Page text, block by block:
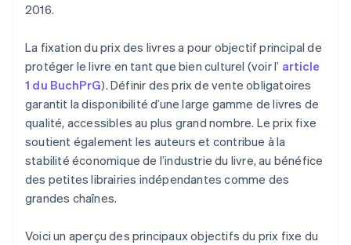
2016.
La fixation du prix des livres a pour objectif principal de
protéger le livre en tant que bien culturel (voir l’ article
1 du BuchPrG). Définir des prix de vente obligatoires
garantit la disponibilité d’une large gamme de livres de
qualité, accessibles au plus grand nombre. Le prix fixe
soutient également les auteurs et contribue à la
stabilité économique de l’industrie du livre, au bénéfice
des petites librairies indépendantes comme des
grandes chaînes.
Voici un aperçu des principaux objectifs du prix fixe du